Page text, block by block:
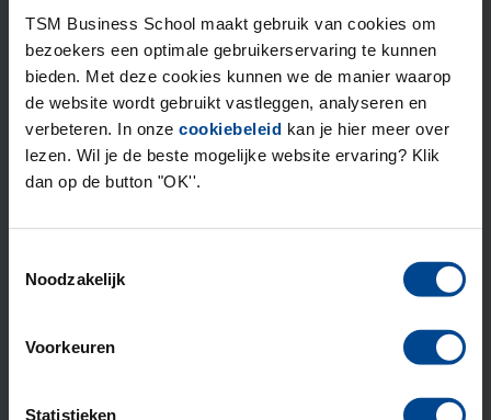
TSM Business School maakt gebruik van cookies om
bezoekers een optimale gebruikerservaring te kunnen
bieden. Met deze cookies kunnen we de manier waarop
de website wordt gebruikt vastleggen, analyseren en
verbeteren. In onze cookiebeleid kan je hier meer over
lezen. Wil je de beste mogelijke website ervaring? Klik
dan op de button "OK''.
Noodzakelijk
Voorkeuren
Statistieken
Opgericht in 1987
Ontstaan vanuit de